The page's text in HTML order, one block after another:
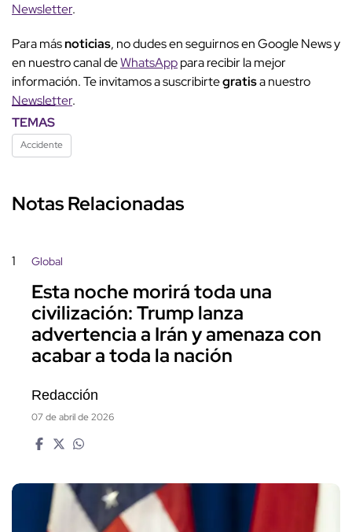
Newsletter.
Para másnoticias, no dudes en seguirnos en Google News y
en nuestro canal deWhatsApppara recibir la mejor
información. Te invitamos a suscribirtegratisa nuestro
Newsletter.
TEMAS
Accidente
Notas Relacionadas
1 Global
Esta noche morirá toda una
civilización: Trump lanza
advertencia a Irán y amenaza con
acabar a toda la nación
Redacción
07 de abril de 2026